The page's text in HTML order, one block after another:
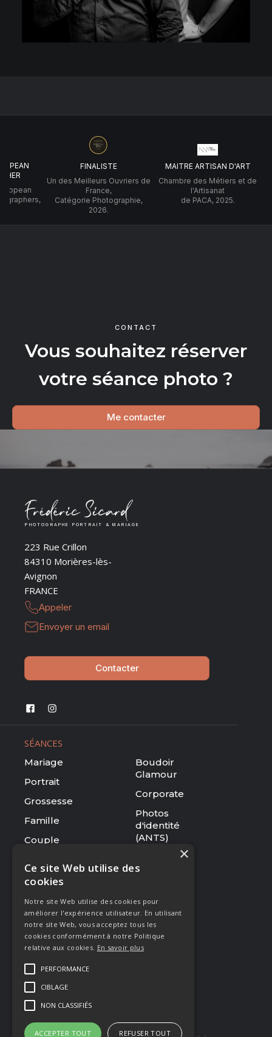
MAITRE ARTISAN D'ART
Chambre des Métiers et de
l'Artisanat
de PACA, 2025.
FINALISTE
Un des Meilleurs Ouvriers de
France,
Catégorie Photographie,
2026.
CONTACT
Vous souhaitez réserver
votre séance photo ?
Me contacter
PHOTOGRAPHE PORTRAIT & MARIAGE
223 Rue Crillon
84310 Morières-lès-
Avignon
FRANCE
Appeler
Envoyer un email
Contacter
SÉANCES
Mariage
Portrait
Grossesse
Famille
Couple
Boudoir
Glamour
Corporate
Photos
d'identité
(ANTS)
RESSOURCES
Le studio
Galerie
Blog
Mentions légales
CGV
Presse & Distinctions
Ce site Web utilise des
cookies
Notre site Web utilise des cookies pour
améliorer l'expérience utilisateur. En utilisant
notre site Web, vous acceptez tous les
cookies conformément à notre Politique
relative aux cookies. En savoir plus
PERFORMANCE
CIBLAGE
NON CLASSIFIÉS
ACCEPTER TOUT REFUSER TOUT
×